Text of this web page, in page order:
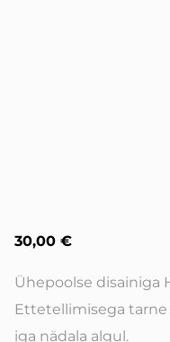
30,00 €
Ühepoolse disainiga
Ettetellimisega
iga nädala algul.